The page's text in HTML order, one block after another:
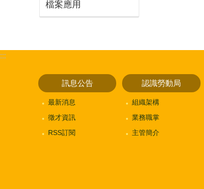
檔案應用
:::
訊息公告
最新消息
徵才資訊
RSS訂閱
認識勞動局
組織架構
業務職掌
主管簡介